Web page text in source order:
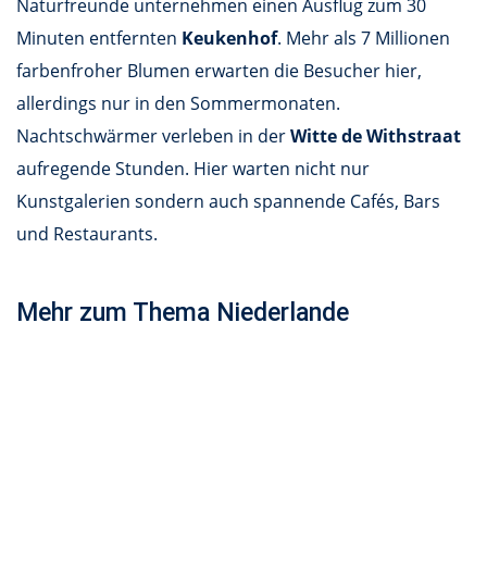
Naturfreunde unternehmen einen Ausflug zum 30
Minuten entfernten Keukenhof. Mehr als 7 Millionen
farbenfroher Blumen erwarten die Besucher hier,
allerdings nur in den Sommermonaten.
Nachtschwärmer verleben in derWitte de Withstraat
aufregende Stunden. Hier warten nicht nur
Kunstgalerien sondern auch spannende Cafés, Bars
und Restaurants.
Mehr zum Thema Niederlande